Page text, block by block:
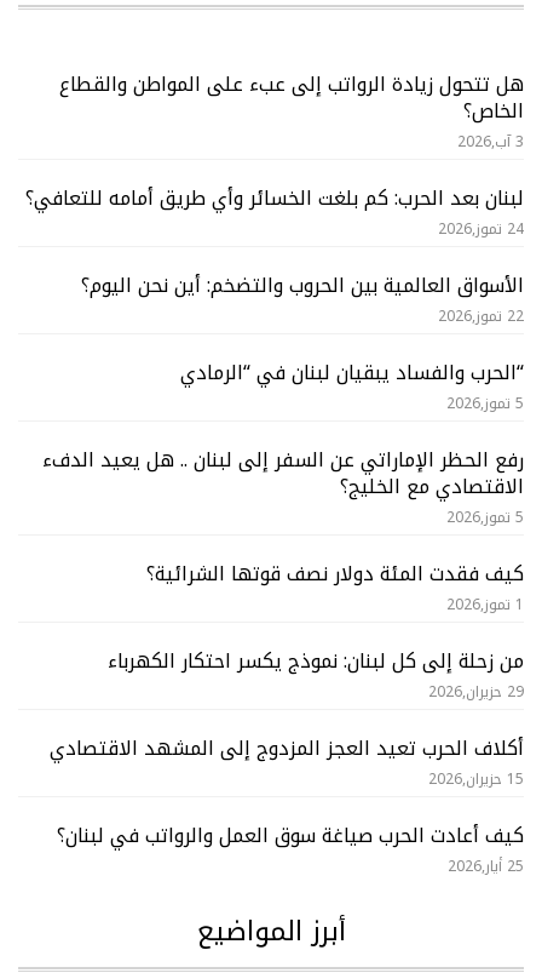
هل تتحول زيادة الرواتب إلى عبء على المواطن والقطاع
الخاص؟
3 آب,2026
لبنان بعد الحرب: كم بلغت الخسائر وأي طريق أمامه للتعافي؟
24 تموز,2026
الأسواق العالمية بين الحروب والتضخم: أين نحن اليوم؟
22 تموز,2026
“الحرب والفساد يبقيان لبنان في “الرمادي
5 تموز,2026
رفع الحظر الإماراتي عن السفر إلى لبنان .. هل يعيد الدفء
الاقتصادي مع الخليج؟
5 تموز,2026
كيف فقدت المئة دولار نصف قوتها الشرائية؟
1 تموز,2026
من زحلة إلى كل لبنان: نموذج يكسر احتكار الكهرباء
29 حزيران,2026
أكلاف الحرب تعيد العجز المزدوج إلى المشهد الاقتصادي
15 حزيران,2026
كيف أعادت الحرب صياغة سوق العمل والرواتب في لبنان؟
25 أيار,2026
أبرز المواضيع